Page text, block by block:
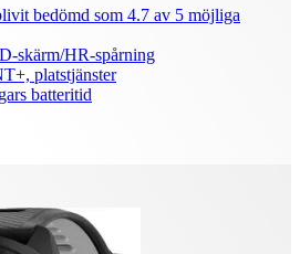
bedömd som 4.7 av 5 möjliga
skärm/HR-spårning
platstjänster
batteritid